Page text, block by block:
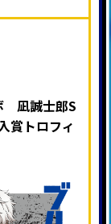
凪誠士郎S
賞トロフィ